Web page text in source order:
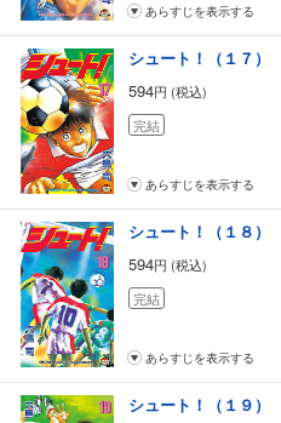
あらすじを表示する
シュート！（１７）
594円 (税込)
完結
あらすじを表示する
シュート！（１８）
594円 (税込)
完結
あらすじを表示する
シュート！（１９）